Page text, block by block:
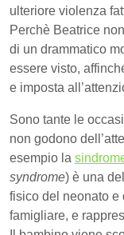
ulteriore violenza
Perchè Beatrice
di un drammatico
essere visto,
e imposta
Sono tante le
non godono
esempio la
syndrome) è una
fisico del neonato e
famigliare, e